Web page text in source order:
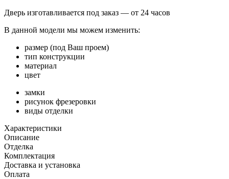
Дверь изготавливается под заказ — от 24 часов
В данной модели мы можем изменить:
размер (под Ваш проем)
тип конструкции
материал
цвет
замки
рисунок фрезеровки
виды отделки
Характеристики
Описание
Отделка
Комплектация
Доставка и установка
Оплата